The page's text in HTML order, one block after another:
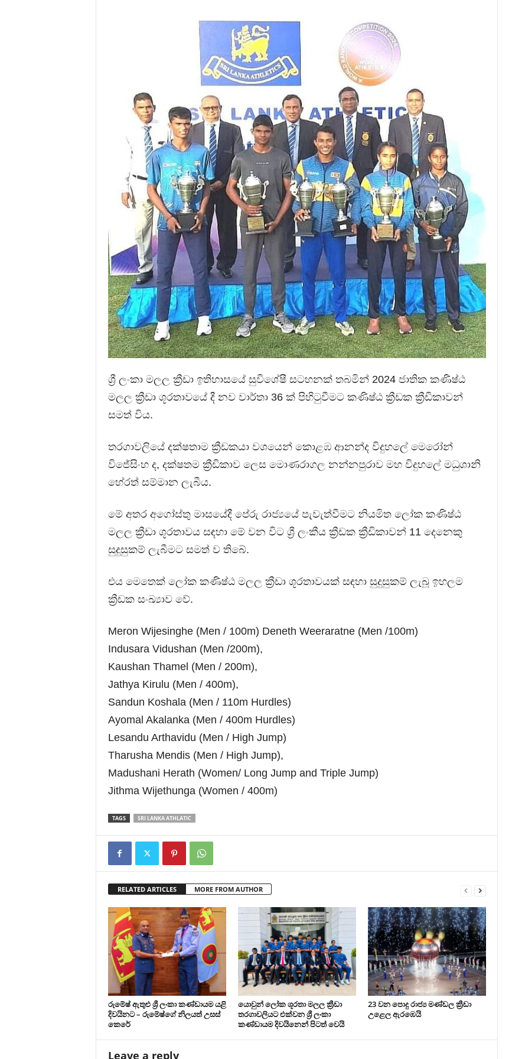
ශ්‍රී ලංකා මලල ක්‍රීඩා ඉතිහාසයේ සුවිශේෂී සටහනක් තබමින් 2024 ජාතික කණිෂ්ඨ
මලල ක්‍රීඩා ශූරතාවයේ දී නව වාර්තා 36 ක් පිහිටුවීමට කණිෂ්ඨ ක්‍රීඩක ක්‍රීඩිකාවන්
සමත් විය.
තරගාවලියේ දක්ෂතාම ක්‍රීඩකයා වශයෙන් කොළඹ ආනන්ද විදුහලේ මෙරෝන්
විජේසිංහ ද, දක්ෂතම ක්‍රීඩිකාව ලෙස මොණරාගල නන්නපුරාව මහ විදුහලේ මධුශානි
හේරත් සම්මාන ලැබීය.
මේ අතර අගෝස්තු මාසයේදී පේරු රාජ්‍යයේ පැවැත්වීමට නියමිත ලෝක කණිෂ්ඨ
මලල ක්‍රීඩා ශූරතාවය සඳහා මේ වන විට ශ්‍රී ලංකීය ක්‍රීඩක ක්‍රීඩිකාවන් 11 දෙනෙකු
සුදුසුකම් ලැබීමට සමත් ව තිබේ.
එය මෙතෙක් ලෝක කණිෂ්ඨ මලල ක්‍රීඩා ශූරතාවයක් සඳහා සුදුසුකම් ලැබූ ඉහලම
ක්‍රීඩක සංඛ්‍යාව වේ.
Meron Wijesinghe (Men / 100m) Deneth Weeraratne (Men /100m)
Indusara Vidushan (Men /200m),
Kaushan Thamel (Men / 200m),
Jathya Kirulu (Men / 400m),
Sandun Koshala (Men / 110m Hurdles)
Ayomal Akalanka (Men / 400m Hurdles)
Lesandu Arthavidu (Men / High Jump)
Tharusha Mendis (Men / High Jump),
Madushani Herath (Women/ Long Jump and Triple Jump)
Jithma Wijethunga (Women / 400m)
TAGS SRI LANKA ATHLATIC
RELATED ARTICLES MORE FROM AUTHOR
රුමේෂ් ඇතුළු ශ්‍රී ලංකා කණ්ඩායම යළි
දිවයිනට – රුමේෂ්ගේ නිලයත් උසස්
කෙරේ
යොවුන් ලෝක ශූරතා මලල ක්‍රීඩා
තරගාවලියට එක්වන ශ්‍රී ලංකා
කණ්ඩායම දිවයිනෙන් පිටත් වෙයි
23 වන පොදු රාජ්‍ය මණ්ඩල ක්‍රීඩා
උළෙල ඇරඹෙයි
Leave a reply